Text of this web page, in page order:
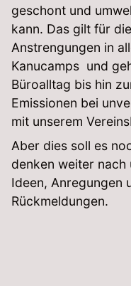
geschont und
kann. Das gilt für
Anstrengungen in
Kanucamps und
Büroalltag bis hin
Emissionen bei
mit unserem
Aber dies soll es
denken weiter nach
Ideen, Anregungen
Rückmeldungen.